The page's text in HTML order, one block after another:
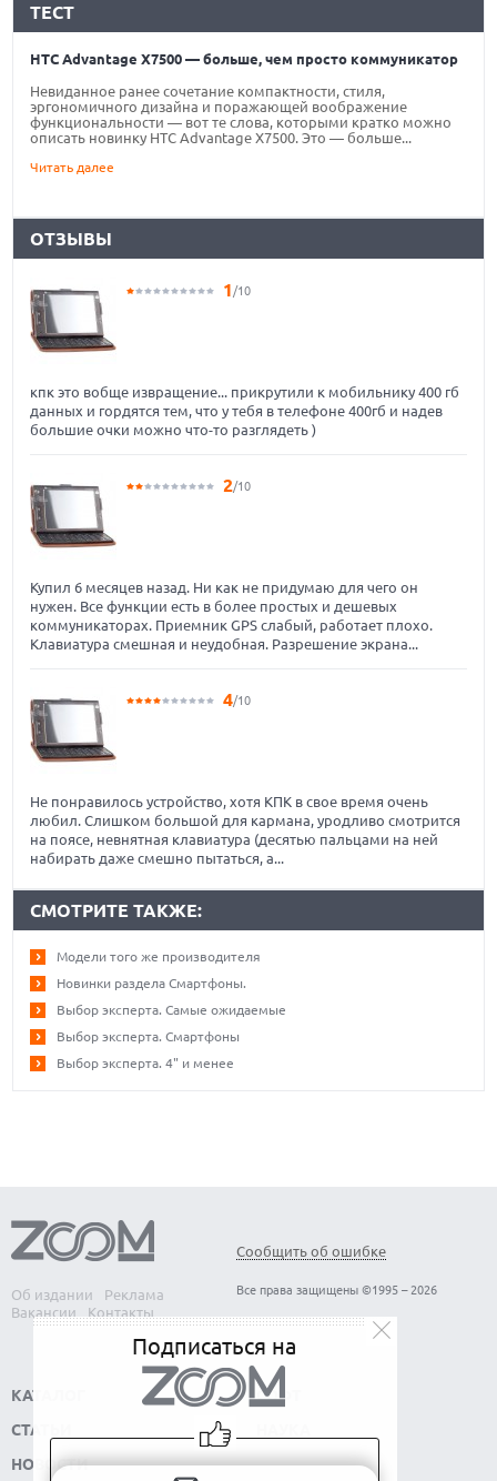
ТЕСТ
HTC Advantage X7500 — больше, чем просто коммуникатор
Невиданное ранее сочетание компактности, стиля,
эргономичного дизайна и поражающей воображение
функциональности — вот те слова, которыми кратко можно
описать новинку HTC Advantage X7500. Это — больше...
Читать далее
ОТЗЫВЫ
1/10
кпк это вобще извращение... прикрутили к мобильнику 400 гб
данных и гордятся тем, что у тебя в телефоне 400гб и надев
большие очки можно что-то разглядеть )
2/10
Купил 6 месяцев назад. Ни как не придумаю для чего он
нужен. Все функции есть в более простых и дешевых
коммуникаторах. Приемник GPS слабый, работает плохо.
Клавиатура смешная и неудобная. Разрешение экрана...
4/10
Не понравилось устройство, хотя КПК в свое время очень
любил. Слишком большой для кармана, уродливо смотрится
на поясе, невнятная клавиатура (десятью пальцами на ней
набирать даже смешно пытаться, а...
СМОТРИТЕ ТАКЖЕ:
Модели того же производителя
Новинки раздела Смартфоны.
Выбор эксперта. Самые ожидаемые
Выбор эксперта. Смартфоны
Выбор эксперта. 4" и менее
Об издании
Реклама
Вакансии
Контакты
Сообщить об ошибке
Все права защищены ©1995 – 2026
КАТАЛОГ
СТАТЬИ
НОВОСТИ
СОФТ
Подписаться на